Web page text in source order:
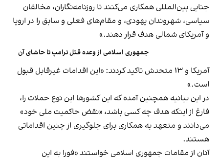
جنایی بین‌المللی همکاری می‌کنند تا روزنامه‌نگاران، مخالفان
سیاسی، شهروندان یهودی، و مقام‌های فعلی و سابق را در اروپا
و آمریکای شمالی هدف قرار دهند.»
جمهوری اسلامی از وعده قتل ترامپ تا حاشای آن
آمریکا و ۱۳ متحدش تاکید کردند: «این اقدامات غیرقابل قبول
است.»
در این بیانیه همچنین آمده که این کشورها این نوع حملات را،
فارغ از اینکه هدف چه کسی باشد، «نقض حاکمیت ملی خود»
می‌دانند و متعهد به همکاری برای جلوگیری از چنین اقداماتی
هستند.
آنان از مقامات جمهوری اسلامی خواستند «فورا به این